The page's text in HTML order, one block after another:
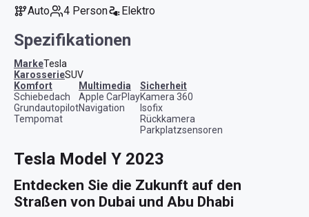
Auto 4 Person Elektro
Spezifikationen
MarkeTesla
KarosserieSUV
Komfort
Schiebedach
Grundautopilot
Tempomat
Multimedia
Apple CarPlay
Navigation
Sicherheit
Kamera 360
Isofix
Rückkamera
Parkplatzsensoren
Tesla Model Y 2023
Entdecken Sie die Zukunft auf den
Straßen von Dubai und Abu Dhabi